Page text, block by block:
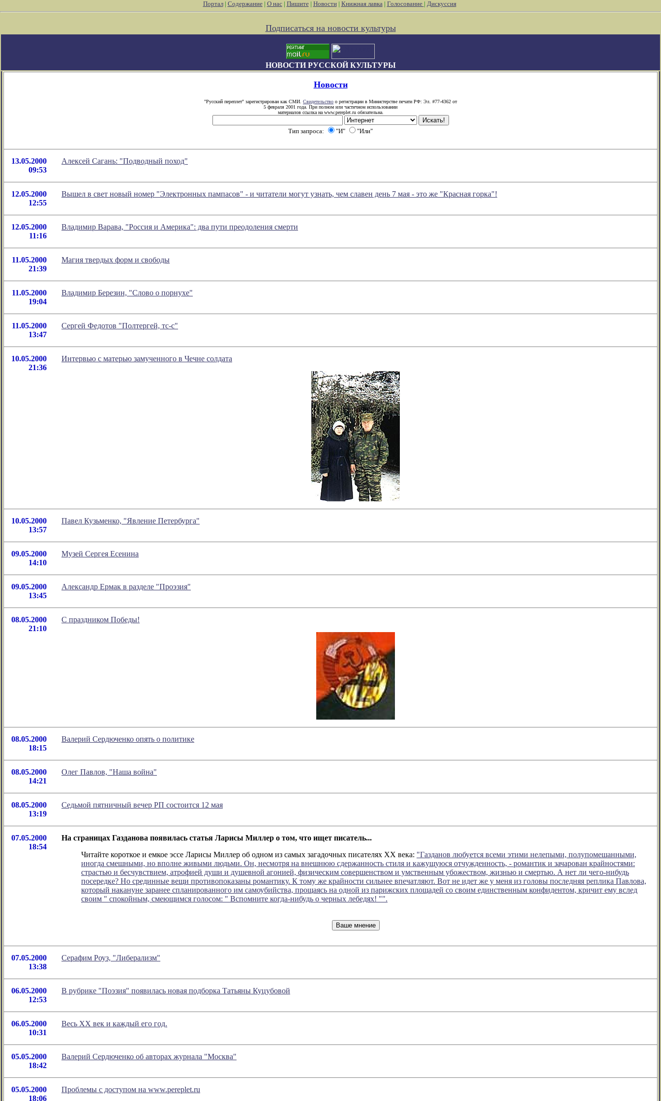
Портал| Содержание| О нас| Пишите| Новости| Книжная лавка| Голосование | Дискуссия
Подписаться на новости культуры
НОВОСТИ РУССКОЙ КУЛЬТУРЫ
Новости
"Русский переплет" зарегистрирован как СМИ. Свидетельство о регистрации в Министерстве печати РФ: Эл. #77-4362 от
5 февраля 2001 года. При полном или частичном использовании
материалов ссылка на www.pereplet.ru обязательна.
Тип запроса: "И" "Или"
13.05.2000
09:53
Алексей Сагань: "Подводный поход"
12.05.2000
12:55
Вышел в свет новый номер "Электронных пампасов" - и читатели могут узнать, чем славен день 7 мая - это же "Красная горка"!
12.05.2000
11:16
Владимир Варава, "Россия и Америка": два пути преодоления смерти
11.05.2000
21:39
Магия твердых форм и свободы
11.05.2000
19:04
Владимир Березин, "Слово о порнухе"
11.05.2000
13:47
Сергей Федотов "Полтергей, тс-с"
10.05.2000
21:36
Интервью с матерью замученного в Чечне солдата
10.05.2000
13:57
Павел Кузьменко, "Явление Петербурга"
09.05.2000
14:10
Музей Сергея Есенина
09.05.2000
13:45
Александр Ермак в разделе "Проэзия"
08.05.2000
21:10
С праздником Победы!
08.05.2000
18:15
Валерий Сердюченко опять о политике
08.05.2000
14:21
Олег Павлов, "Наша война"
08.05.2000
13:19
Седьмой пятничный вечер РП состоится 12 мая
07.05.2000
18:54
На страницах Газданова появилась статья Ларисы Миллер о том, что ищет писатель...
Читайте короткое и емкое эссе Ларисы Миллер об одном из самых загадочных писателях ХХ века: "Газданов любуется всеми этими нелепыми, полупомешанными,
иногда смешными, но вполне живыми людьми. Он, несмотря на внешнюю сдержанность стиля и кажущуюся отчужденность, - романтик и зачарован крайностями:
страстью и бесчувствием, атрофией души и душевной агонией, физическим совершенством и умственным убожеством, жизнью и смертью. А нет ли чего-нибудь
посередке? Но срединные вещи противопоказаны романтику. К тому же крайности сильнее впечатляют. Вот не идет же у меня из головы последняя реплика Павлова,
который накануне заранее спланированного им самоубийства, прощаясь на одной из парижских площадей со своим единственным конфидентом, кричит ему вслед
своим " спокойным, смеющимся голосом: " Вспомните когда-нибудь о черных лебедях! "".
07.05.2000
13:38
Серафим Роуз, "Либерализм"
06.05.2000
12:53
В рубрике "Поэзия" появилась новая подборка Татьяны Куцубовой
06.05.2000
10:31
Весь XX век и каждый его год.
05.05.2000
18:42
Валерий Сердюченко об авторах журнала "Москва"
05.05.2000
18:06
Проблемы с доступом на www.pereplet.ru